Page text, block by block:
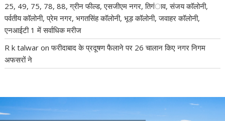
25, 49, 75, 78, 88, ग्रीन फील्ड, एसजीएम नगर, तिगंाव, संजय कॉलोनी,
पर्वतीय कॉलोनी, प्रेम नगर, भगतसिंह कॉलोनी, भूड़ कॉलोनी, जवाहर कॉलोनी,
एनआईटी 1 में सर्वाधिक मरीज
R k talwar onफरीदाबाद के प्रदूषण फैलाने पर 26 चालान किए नगर निगम
अफसरों ने